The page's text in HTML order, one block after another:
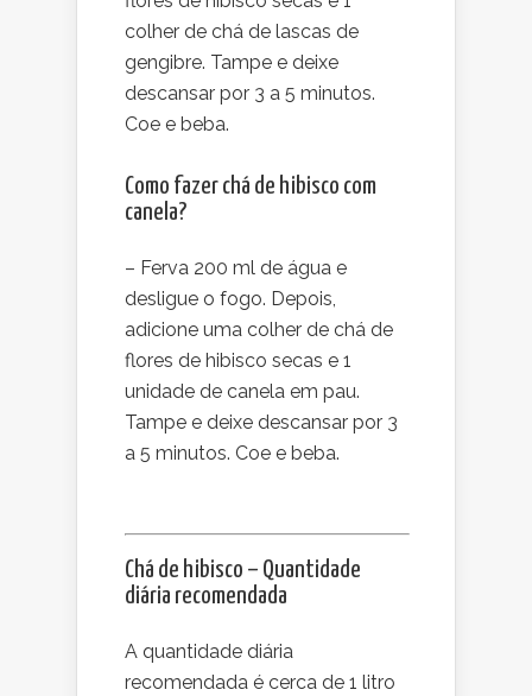
colher de chá de lascas de
gengibre. Tampe e deixe
descansar por 3 a 5 minutos.
Coe e beba.
Como fazer chá de hibisco com
canela?
– Ferva 200 ml de água e
desligue o fogo. Depois,
adicione uma colher de chá de
flores de hibisco secas e 1
unidade de canela em pau.
Tampe e deixe descansar por 3
a 5 minutos. Coe e beba.
Chá de hibisco – Quantidade
diária recomendada
A quantidade diária
recomendada é cerca de 1 litro